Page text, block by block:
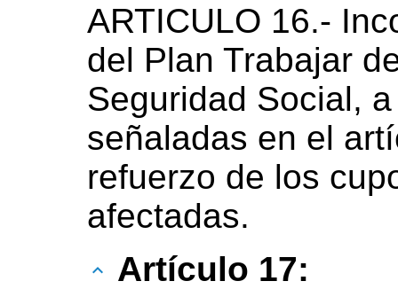
ARTICULO 16.-
del Plan Trabajar
Seguridad Social,
señaladas en el
refuerzo de los
afectadas.
Artículo 17: